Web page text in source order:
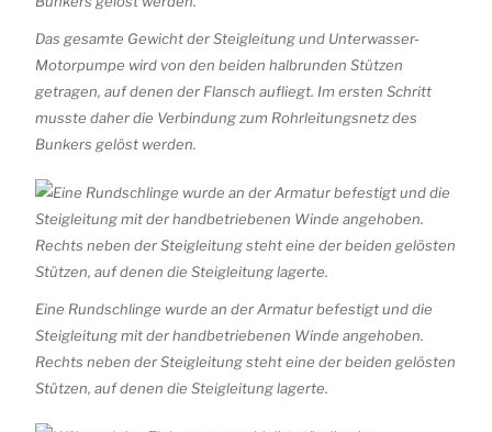
Das gesamte Gewicht der Steigleitung und Unterwasser-
Motorpumpe wird von den beiden halbrunden Stützen
getragen, auf denen der Flansch aufliegt. Im ersten Schritt
musste daher die Verbindung zum Rohrleitungsnetz des
Bunkers gelöst werden.
Eine Rundschlinge wurde an der Armatur befestigt und die
Steigleitung mit der handbetriebenen Winde angehoben.
Rechts neben der Steigleitung steht eine der beiden gelösten
Stützen, auf denen die Steigleitung lagerte.